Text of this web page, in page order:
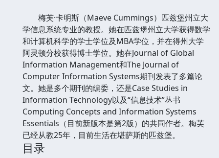
梅芙·卡明斯（Maeve Cummings）匹兹堡州立大
学信息系统专业的教授。她在匹兹堡州立大学获得数学
和计算机科学的学士学位及MBA学位，并在得州大学
阿灵顿分校获得博士学位。她在Journal of Global
Information Management和The Journal of
Computer Information Systems期刊发表了多篇论
文。她是多个期刊的编委，还是Case Studies in
Information Technology以及“信息技术”丛书
Computing Concepts and Information Systems
Essentials（目前新版本是第2版）的共同作者。梅芙
已经从教25年，目前生活在堪萨斯的匹兹堡。
目录